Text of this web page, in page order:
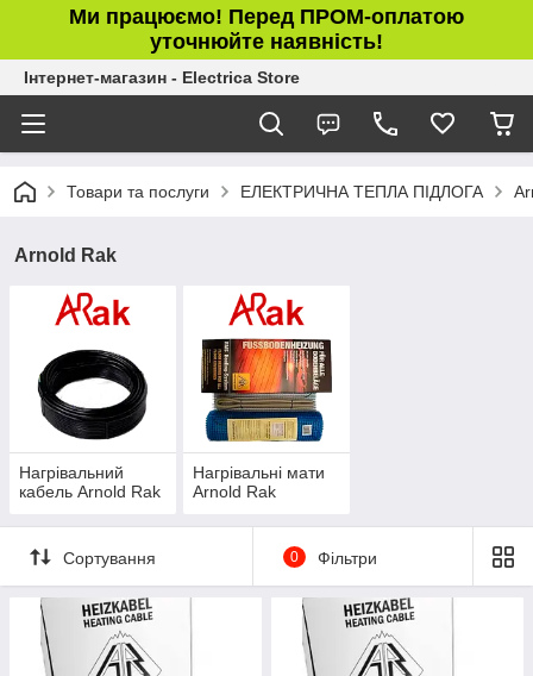
Ми працюємо! Перед ПРОМ-оплатою
уточнюйте наявність!
Інтернет-магазин - Electrica Store
Товари та послуги ЕЛЕКТРИЧНА ТЕПЛА ПІДЛОГА
Arnold Rak
Нагрівальний
кабель Arnold Rak
Нагрівальні мати
Arnold Rak
Сортування 0 Фільтри